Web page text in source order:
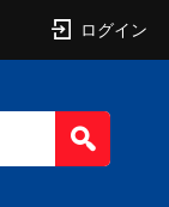
ログイン